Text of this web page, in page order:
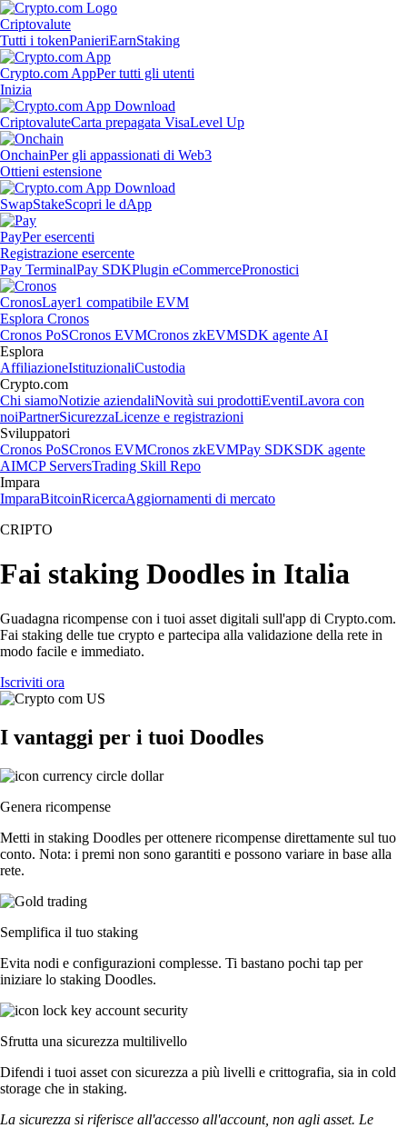
Criptovalute
Tutti i tokenPanieriEarnStaking
Crypto.com AppPer tutti gli utenti
Inizia
CriptovaluteCarta prepagata VisaLevel Up
OnchainPer gli appassionati di Web3
Ottieni estensione
SwapStakeScopri le dApp
PayPer esercenti
Registrazione esercente
Pay TerminalPay SDKPlugin eCommercePronostici
CronosLayer1 compatibile EVM
Esplora Cronos
Cronos PoSCronos EVMCronos zkEVMSDK agente AI
Esplora
AffiliazioneIstituzionaliCustodia
Crypto.com
Chi siamoNotizie aziendaliNovità sui prodottiEventiLavora con
noiPartnerSicurezzaLicenze e registrazioni
Sviluppatori
Cronos PoSCronos EVMCronos zkEVMPay SDKSDK agente
AIMCP ServersTrading Skill Repo
Impara
ImparaBitcoinRicercaAggiornamenti di mercato
CRIPTO
Fai staking Doodles in Italia
Guadagna ricompense con i tuoi asset digitali sull'app di Crypto.com.
Fai staking delle tue crypto e partecipa alla validazione della rete in
modo facile e immediato.
Iscriviti ora
I vantaggi per i tuoi Doodles
Genera ricompense
Metti in staking Doodles per ottenere ricompense direttamente sul tuo
conto. Nota: i premi non sono garantiti e possono variare in base alla
rete.
Semplifica il tuo staking
Evita nodi e configurazioni complesse. Ti bastano pochi tap per
iniziare lo staking Doodles.
Sfrutta una sicurezza multilivello
Difendi i tuoi asset con sicurezza a più livelli e crittografia, sia in cold
storage che in staking.
La sicurezza si riferisce all'accesso all'account, non agli asset. Le